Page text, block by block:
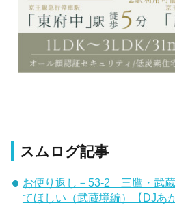
スムログ記事
お便り返し－53-2 三鷹・武
てほしい（武蔵境編）【DJあ